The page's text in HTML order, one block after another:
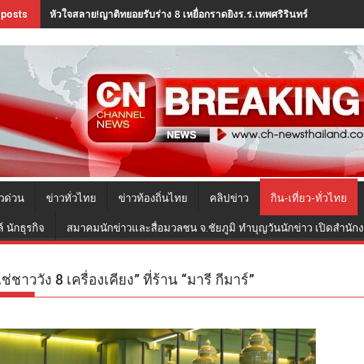
posts หัวใจสลาย!ญาติทยอยรับร่าง 8 เหยื่อกราดยิงร.ร.เทพศริรินทร์ นนทบุรี ไป
ด่วน ข่าวทั่วไทย ข่าวท้องถิ่นไทย คลิปข่าว กิน-เที่ยว-ทั่วไทย
นักธุรกิจ สมาคมนักข่าวและสื่อมวลชน จ.ชัยภูมิ ทำบุญวันนักข่าว เปิดสำนัก
าววัง 8 เครื่องเคียง” ที่ร้าน “มารี กีมาร์”